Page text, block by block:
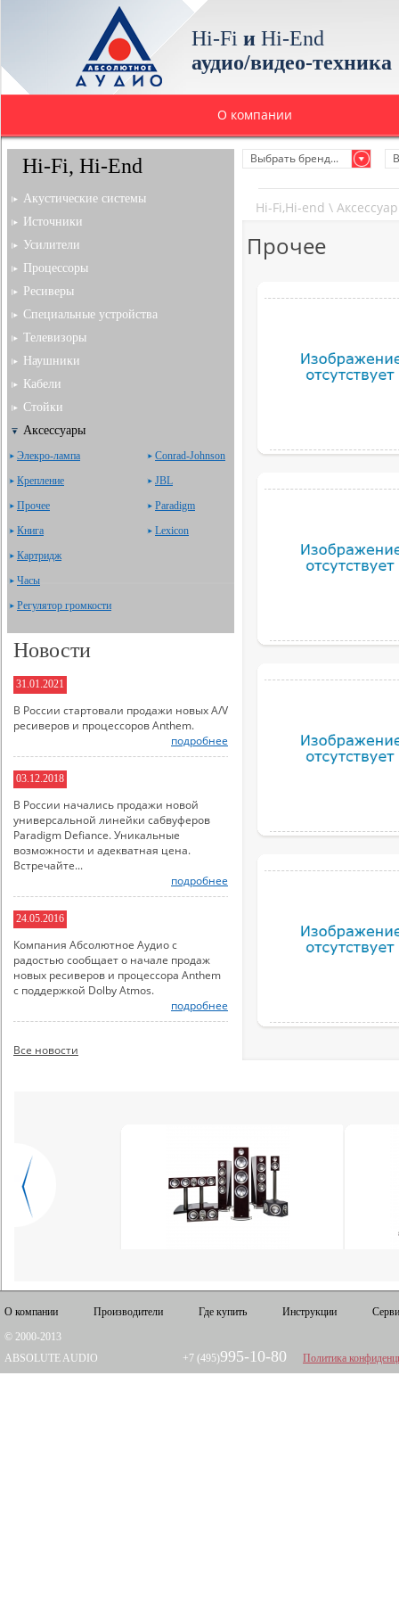
Hi-Fi и Hi-End
аудио/видео-техника
О компании
Выбрать бренд...
Hi-Fi,Hi-end \
Прочее
Hi-Fi, Hi-End
Акустические системы
Источники
Усилители
Процессоры
Ресиверы
Специальные устройства
Телевизоры
Наушники
Кабели
Стойки
Аксессуары
Элекро-лампа
Крепление
Прочее
Книга
Картридж
Часы
Регулятор громкости
Сonrad-Johnson
JBL
Paradigm
Lexicon
Новости
31.01.2021
В России стартовали продажи новых A/V
ресиверов и процессоров Anthem.
подробнее
03.12.2018
В России начались продажи новой
универсальной линейки сабвуферов
Paradigm Defiance. Уникальные
возможности и адекватная цена.
Встречайте...
подробнее
24.05.2016
Компания Абсолютное Аудио с
радостью сообщает о начале продаж
новых ресиверов и процессора Anthem
с поддержкой Dolby Atmos.
подробнее
Все новости
О компании Производители Где купить Инструкции
© 2000-2013
ABSOLUTE AUDIO
+7 (495)995-10-80 Политика